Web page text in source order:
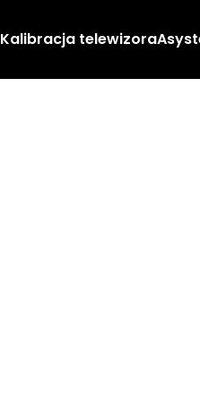
Kalibracja telewizora